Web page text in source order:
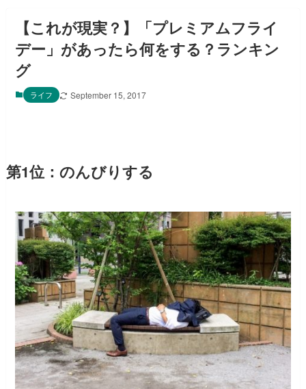
【これが現実？】「プレミアムフライ
デー」があったら何をする？ランキン
グ
ライフ September 15, 2017
第1位：のんびりする